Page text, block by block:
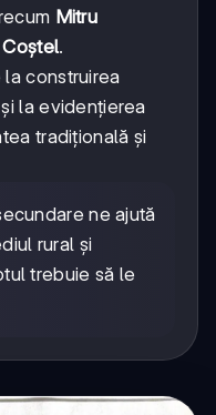
Mitru
Coștel.
construirea
la evidențierea
tradițională și
ne ajută
rural și
trebuie să le